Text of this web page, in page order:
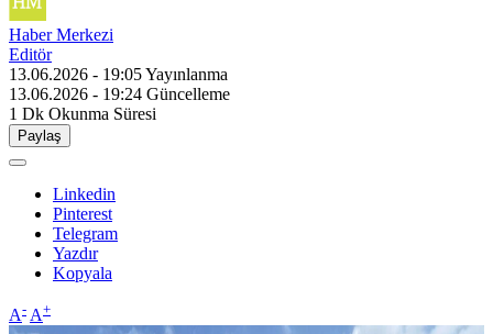
Haber Merkezi
Editör
13.06.2026 - 19:05Yayınlanma
13.06.2026 - 19:24 Güncelleme
1 Dk Okunma Süresi
Paylaş
Linkedin
Pinterest
Telegram
Yazdır
Kopyala
A- A+